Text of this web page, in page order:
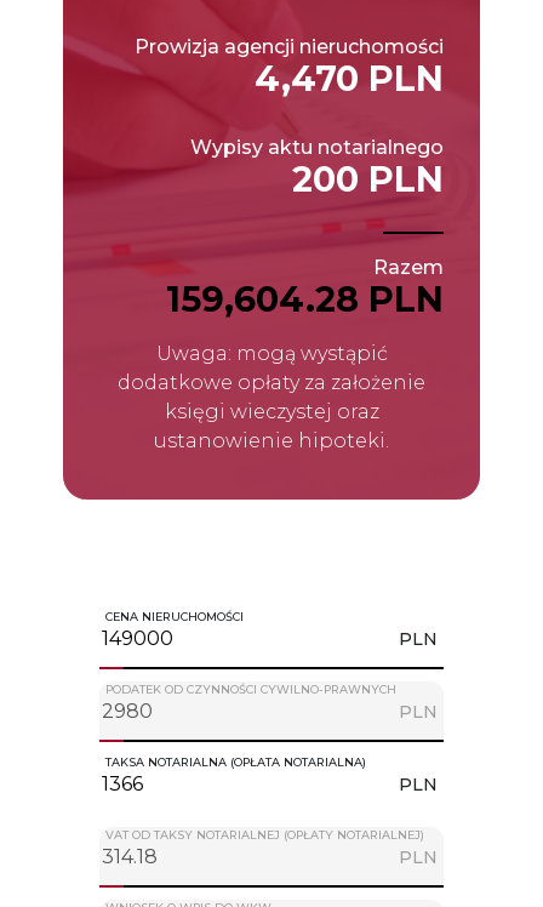
Prowizja agencji nieruchomości
4,470 PLN
Wypisy aktu notarialnego
200 PLN
Razem
159,604.28 PLN
Uwaga: mogą wystąpić
dodatkowe opłaty za założenie
księgi wieczystej oraz
ustanowienie hipoteki.
CENA NIERUCHOMOŚCI
PLN
PODATEK OD CZYNNOŚCI CYWILNO-PRAWNYCH
PLN
TAKSA NOTARIALNA (OPŁATA NOTARIALNA)
PLN
VAT OD TAKSY NOTARIALNEJ (OPŁATY NOTARIALNEJ)
PLN